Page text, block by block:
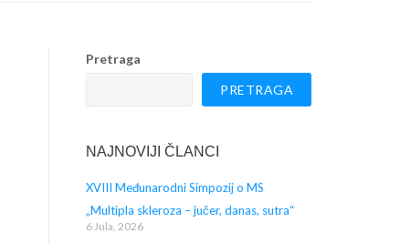
Pretraga
PRETRAGA
NAJNOVIJI ČLANCI
XVIII Međunarodni Simpozij o MS
„Multipla skleroza – jučer, danas, sutra“
6 Jula, 2026